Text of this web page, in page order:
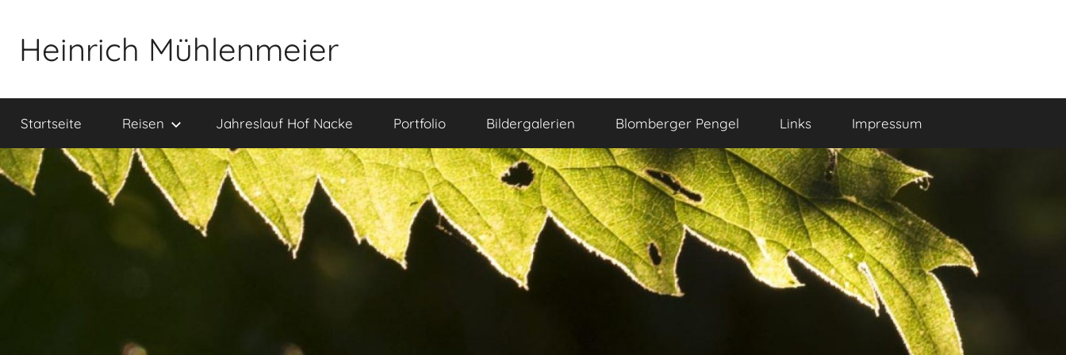
springen
Heinrich Mühlenmeier
zu
Glauben,
Fotografie,
…
Startseite Reisen Jahreslauf Hof Nacke Portfolio Bildergalerien Blomberger Pengel Links Impressum